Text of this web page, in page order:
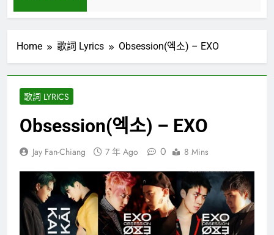
Home 歌詞 Lyrics Obsession(엑소) – EXO
歌詞 LYRICS
Obsession(엑소) – EXO
Jay Fan-Chiang 7 年 Ago 0 8 Mins